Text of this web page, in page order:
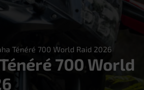
Ténéré 700 World Raid 2026
700 World